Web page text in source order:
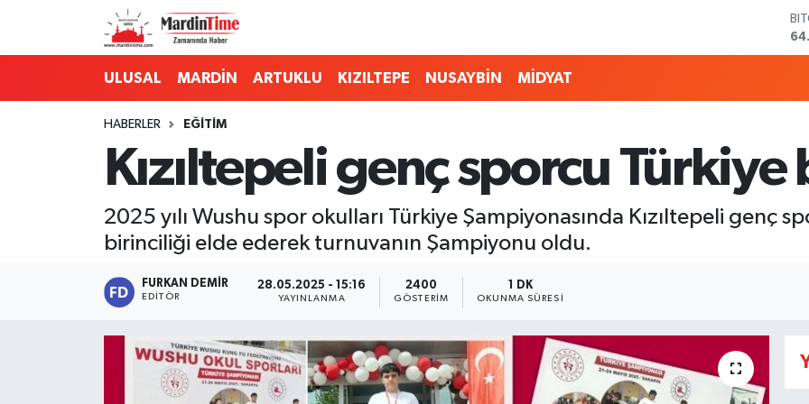
ULUSAL MARDİN ARTUKLU KIZILTEPE NUSAYBİN MİDYAT
HABERLER EĞİTİM
Kızıltepeli genç sporcu
2025 yılı Wushu spor okulları Türkiye Şampiyonasında Kızıltepeli genç
birinciliği elde ederek turnuvanın Şampiyonu oldu.
FURKAN DEMIR
EDITÖR
28.05.2025 - 15:16
YAYINLANMA
2400
GÖSTERIM
1 DK
OKUNMA SÜRESI
Mardin Nöbetçi Eczaneler
Mardin Hava Durumu
Mardin Namaz Vakitleri
Mardin Trafik Yoğunluk Haritası
Süper Lig Puan Durumu ve Fikstür
Tüm Manşetler
Son Dakika Haberleri